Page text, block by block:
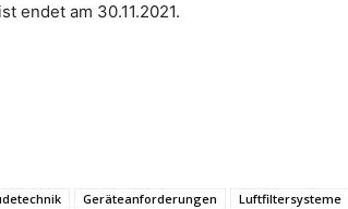
endet am 30.11.2021.
Geräteanforderungen Luftfiltersysteme